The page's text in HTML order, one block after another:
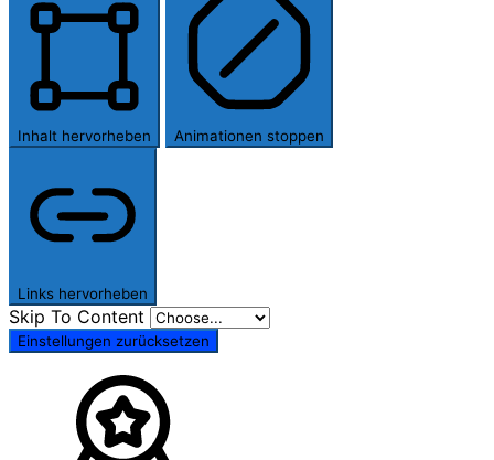
Inhalt hervorheben Animationen stoppen
Links hervorheben
Skip To Content
Einstellungen zurücksetzen